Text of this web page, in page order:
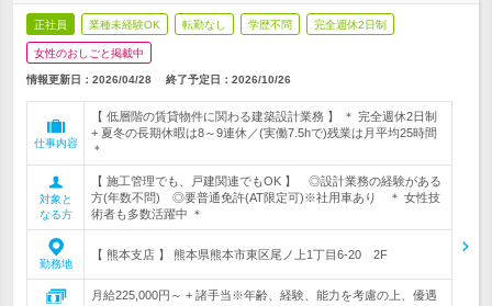
正社員 業種未経験OK 転勤なし 学歴不問 完全週休2日制
女性のおしごと掲載中
情報更新日：2026/04/28 終了予定日： 2026/10/26
仕事内容
【 低層階の賃貸物件に関わる建築設計業務 】 ＊ 完全週休2日制
+ 夏冬の長期休暇は8～9連休／(実働7.5hで)残業は月平均25時間
＊
対象と
なる方
【 施工管理でも、戸建関連でもOK 】 ◎設計業務の経験がある
方(年数不問) ◎要普通免許(AT限定可)※社用車あり ＊ 女性技
術者も多数活躍中 ＊
勤務地
【 熊本支店 】 熊本県熊本市東区尾ノ上1丁目6-20 2F
月給225,000円～ + 諸手当※年齢、経験、能力を考慮の上、優遇